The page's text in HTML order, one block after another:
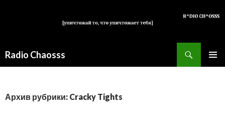
Radio Chaosss
Архив рубрики: Cracky Tights